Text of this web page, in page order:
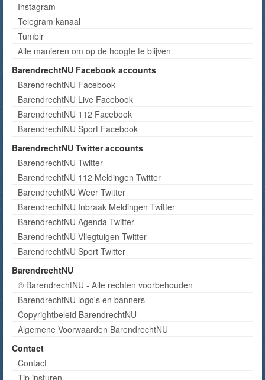
Instagram
Telegram kanaal
Tumblr
Alle manieren om op de hoogte te blijven
BarendrechtNU Facebook accounts
BarendrechtNU Facebook
BarendrechtNU Live Facebook
BarendrechtNU 112 Facebook
BarendrechtNU Sport Facebook
BarendrechtNU Twitter accounts
BarendrechtNU Twitter
BarendrechtNU 112 Meldingen Twitter
BarendrechtNU Weer Twitter
BarendrechtNU Inbraak Meldingen Twitter
BarendrechtNU Agenda Twitter
BarendrechtNU Vliegtuigen Twitter
BarendrechtNU Sport Twitter
BarendrechtNU
© BarendrechtNU - Alle rechten voorbehouden
BarendrechtNU logo's en banners
Copyrightbeleid BarendrechtNU
Algemene Voorwaarden BarendrechtNU
Contact
Contact
Tip insturen